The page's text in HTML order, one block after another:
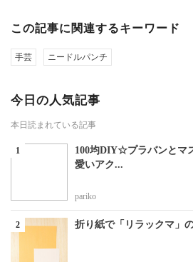
この記事に関連するキーワード
手芸 ニードルパンチ
今日の人気記事
本日読まれている記事
100均DIY☆プラバンとマ
愛いアク...
pariko
折り紙で「リラックマ」